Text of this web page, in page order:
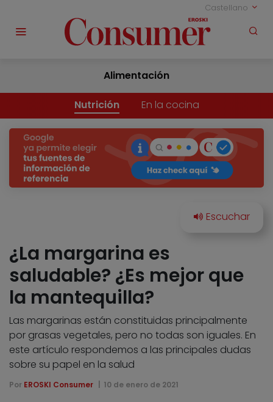
Castellano
Alimentación
Nutrición En la cocina
¿La margarina es
saludable? ¿Es mejor que
la mantequilla?
Las margarinas están constituidas principalmente
por grasas vegetales, pero no todas son iguales. En
este artículo respondemos a las principales dudas
sobre su papel en la salud
Por EROSKI Consumer 10 de enero de 2021